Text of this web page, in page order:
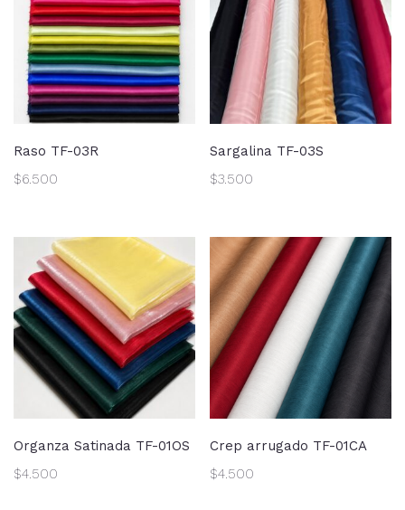
Raso TF-03R
$6.500
Sargalina TF-03S
$3.500
Organza Satinada TF-01OS
$4.500
Crep arrugado TF-01CA
$4.500